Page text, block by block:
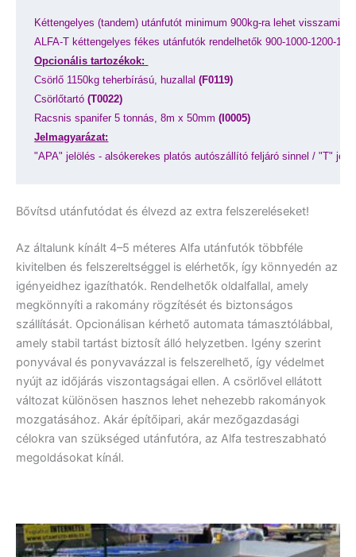
Kéttengelyes (tandem) utánfutót minimum 900kg-ra lehet
ALFA-T kéttengelyes fékes utánfutók rendelhetők 900-1000-1200-
Opcionális tartozékok:
Csörlő 1150kg teherbírású, huzallal (F0119)
Csörlőtartó (T0022)
Racsnis spanifer 5 tonnás, 8m x 50mm (I0005)
Jelmagyarázat:
"APA" jelölés - alsókerekes platós autószállító feljáró sinnel / "T"
Bővítsd utánfutódat és élvezd az extra felszereléseket!
Az általunk kínált 4–5 méteres Alfa utánfutók többféle
kivitelben és felszereltséggel is elérhetők, így könnyedén az
igényeidhez igazíthatók. Rendelhetők oldalfallal, amely
megkönnyíti a rakomány rögzítését és biztonságos
szállítását. Opcionálisan kérhető automata támasztólábbal,
amely stabil tartást biztosít álló helyzetben. Igény szerint
ponyvával és ponyvavázzal is felszerelhető, így védelmet
nyújt az időjárás viszontagságai ellen. A csörlővel ellátott
változat különösen hasznos lehet nehezebb rakományok
mozgatásához. Akár építőipari, akár mezőgazdasági
célokra van szükséged utánfutóra, az Alfa testreszabható
megoldásokat kínál.